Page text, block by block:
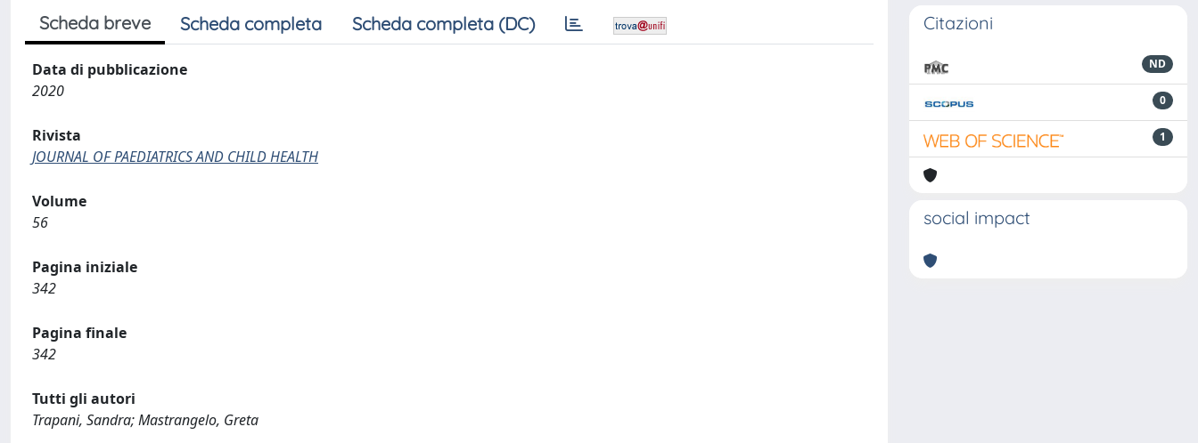
Scheda breve Scheda completa Scheda completa (DC)
Data di pubblicazione
2020
Rivista
JOURNAL OF PAEDIATRICS AND CHILD HEALTH
Volume
56
Pagina iniziale
342
Pagina finale
342
Tutti gli autori
Trapani, Sandra; Mastrangelo, Greta
Citazioni
ND
0
1
social impact